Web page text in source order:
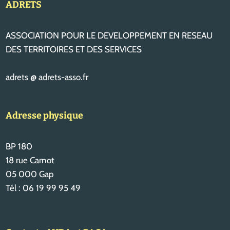
ADRETS
ASSOCIATION POUR LE DEVELOPPEMENT EN RESEAU
DES TERRITOIRES ET DES SERVICES
adrets @ adrets-asso.fr
Adresse physique
BP 180
18 rue Carnot
05 000 Gap
Tél : 06 19 99 95 49